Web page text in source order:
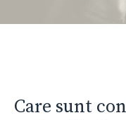
Care sunt